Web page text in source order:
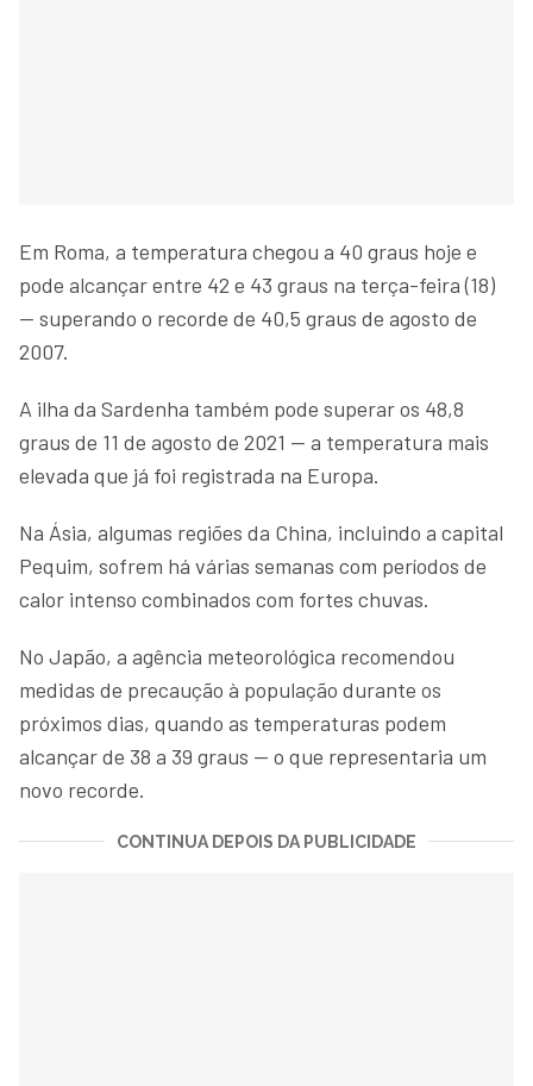
Em Roma, a temperatura chegou a 40 graus hoje e
pode alcançar entre 42 e 43 graus na terça-feira (18)
— superando o recorde de 40,5 graus de agosto de
2007.
A ilha da Sardenha também pode superar os 48,8
graus de 11 de agosto de 2021 — a temperatura mais
elevada que já foi registrada na Europa.
Na Ásia, algumas regiões da China, incluindo a capital
Pequim, sofrem há várias semanas com períodos de
calor intenso combinados com fortes chuvas.
No Japão, a agência meteorológica recomendou
medidas de precaução à população durante os
próximos dias, quando as temperaturas podem
alcançar de 38 a 39 graus — o que representaria um
novo recorde.
CONTINUA DEPOIS DA PUBLICIDADE